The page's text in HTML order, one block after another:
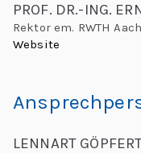
PROF. DR.-ING.
Rektor em. RWTH
Website
LENNART